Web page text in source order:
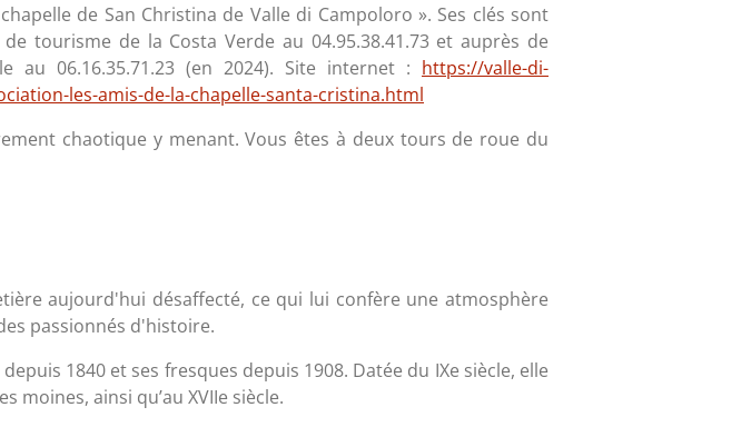
de San Christina de Valle di Campoloro ». Ses clés sont
tourisme de la Costa Verde au 04.95.38.41.73 et auprès de
au 06.16.35.71.23 (en 2024). Site internet : https://valle-di-
les-amis-de-la-chapelle-santa-cristina.html
chaotique y menant. Vous êtes à deux tours de roue du
aujourd'hui désaffecté, ce qui lui confère une atmosphère
passionnés d'histoire.
1840 et ses fresques depuis 1908. Datée du IXe siècle, elle
moines, ainsi qu’au XVIIe siècle.